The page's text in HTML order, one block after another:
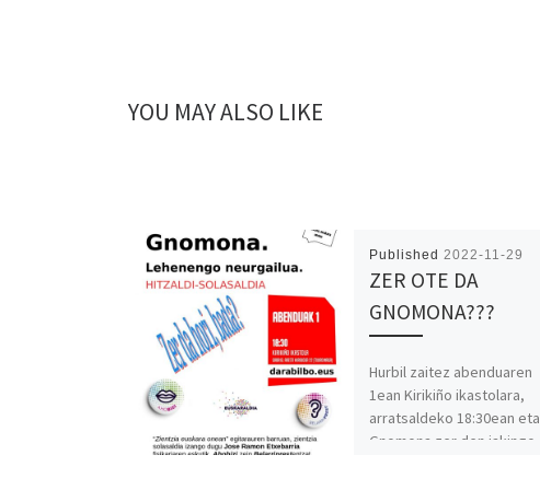
YOU MAY ALSO LIKE
Published2022-11-29
ZER OTE DA
GNOMONA???
Hurbil zaitez abenduaren
1ean Kirikiño ikastolara,
arratsaldeko 18:30ean eta
Gnomona zer den jakingo